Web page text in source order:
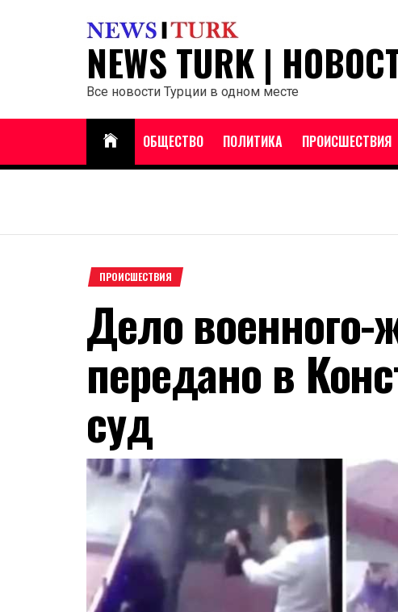
NEWS TURK |
Все новости Турции в одном месте
ОБЩЕСТВО ПОЛИТИКА ПРОИСШЕСТВИЯ
ПРОИСШЕСТВИЯ
Дело военного-
передано в
суд